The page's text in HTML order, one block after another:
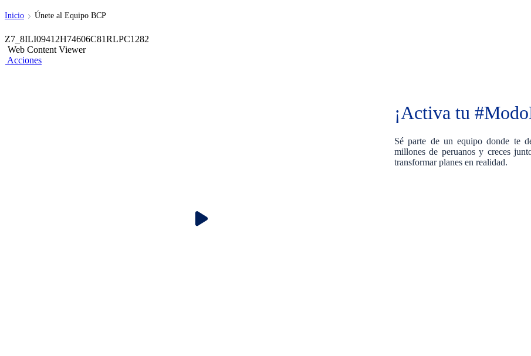
Inicio Únete al Equipo BCP
Z7_8ILI09412H74606C81RLPC1282
Web Content Viewer
Acciones
¡Activa tu
Sé parte de un equipo donde te
millones de peruanos y creces
transformar planes en realidad.